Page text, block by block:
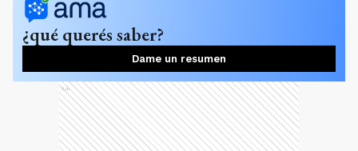
¿qué querés saber?
Dame un resumen
Ads